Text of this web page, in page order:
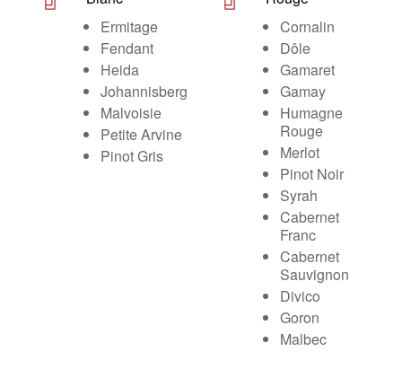
Ermitage
Fendant
Heida
Johannisberg
Malvoisie
Petite Arvine
Pinot Gris
Cornalin
Dôle
Gamaret
Gamay
Humagne
Rouge
Merlot
Pinot Noir
Syrah
Cabernet
Franc
Cabernet
Sauvignon
Divico
Goron
Malbec